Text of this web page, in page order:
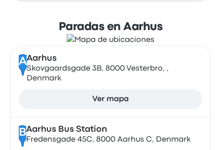
Paradas en Aarhus
AAarhus
Skovgaardsgade 3B, 8000 Vesterbro, ,
Denmark
Ver mapa
BAarhus Bus Station
Fredensgade 45C, 8000 Aarhus C, Denmark